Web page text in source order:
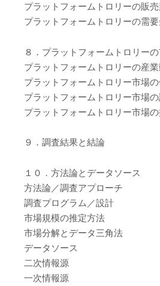
プラットフォームトロリーの販
プラットフォームトロリーの需
８．プラットフォームトロリー
プラットフォームトロリーの産業
プラットフォームトロリー市場
プラットフォームトロリー市場の
プラットフォームトロリー市場
９．調査結果と結論
１０．方法論とデータソース
方法論／調査アプローチ
調査プログラム／設計
市場規模の推定方法
市場分解とデータ三角法
データソース
二次情報源
一次情報源